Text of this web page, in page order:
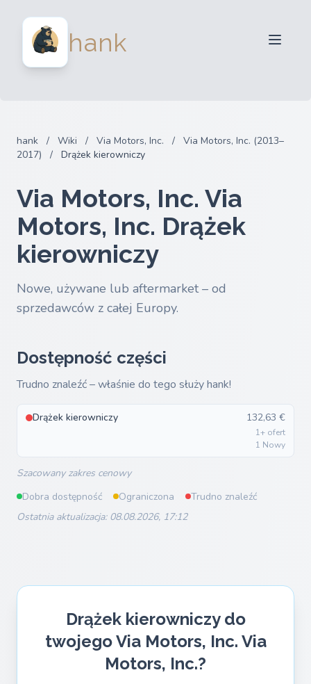
hankDla kupujących
Zaloguj sie
hank / Wiki / Via Motors, Inc. /
Via Motors, Inc. (2013–
2017)
/ Drążek kierowniczy
Via Motors, Inc. Via
Motors, Inc. Drążek
kierowniczy
Nowe, używane lub aftermarket – od
sprzedawców z całej Europy.
Dostępność części
Trudno znaleźć – właśnie do tego służy hank!
Drążek kierowniczy 132,63 €
1+ ofert
1 Nowy
Szacowany zakres cenowy
Dobra dostępność
Ograniczona
Trudno znaleźć
Ostatnia aktualizacja: 08.08.2026, 17:12
Drążek kierowniczy do
twojego Via Motors, Inc. Via
Motors, Inc.?